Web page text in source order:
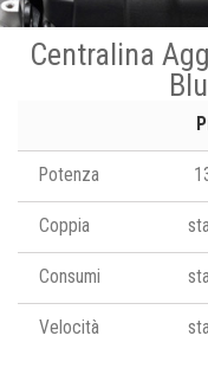
Centralina
Potenza
Coppia
Consumi
Velocità